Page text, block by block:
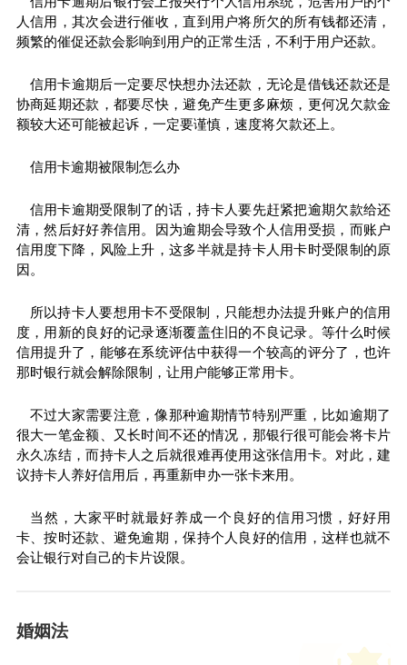
人信用，其次会进行催收，直到用户将所欠的所有钱都还清，
频繁的催促还款会影响到用户的正常生活，不利于用户还款。
信用卡逾期后一定要尽快想办法还款，无论是借钱还款还是
协商延期还款，都要尽快，避免产生更多麻烦，更何况欠款金
额较大还可能被起诉，一定要谨慎，速度将欠款还上。
信用卡逾期被限制怎么办
信用卡逾期受限制了的话，持卡人要先赶紧把逾期欠款给还
清，然后好好养信用。因为逾期会导致个人信用受损，而账户
信用度下降，风险上升，这多半就是持卡人用卡时受限制的原
因。
所以持卡人要想用卡不受限制，只能想办法提升账户的信用
度，用新的良好的记录逐渐覆盖住旧的不良记录。等什么时候
信用提升了，能够在系统评估中获得一个较高的评分了，也许
那时银行就会解除限制，让用户能够正常用卡。
不过大家需要注意，像那种逾期情节特别严重，比如逾期了
很大一笔金额、又长时间不还的情况，那银行很可能会将卡片
永久冻结，而持卡人之后就很难再使用这张信用卡。对此，建
议持卡人养好信用后，再重新申办一张卡来用。
当然，大家平时就最好养成一个良好的信用 习惯，好好用
卡、按时还款、避免逾期，保持个人良好的信用，这样也就不
会让银行对自己的卡片设限。
婚姻法